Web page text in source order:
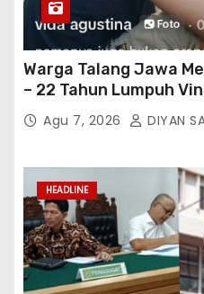
Warga Talang Jawa
– 22 Tahun Lumpuh
Tiktok Inginkan Kursi
Perwakilan Provinsi
Bertindak
Agu 7, 2026 DIYAN
HEADLINE